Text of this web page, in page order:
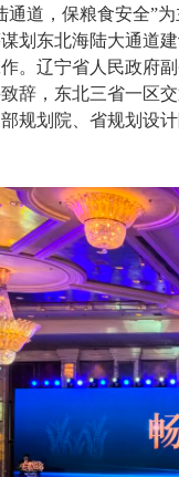
道，保粮食安全”为
划东北海陆大通道
。辽宁省人民政府
辞，东北三省一区
规划院、省规划设